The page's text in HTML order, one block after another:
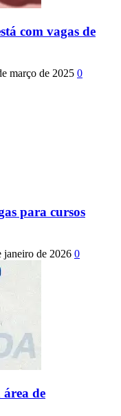
com vagas de
março de 2025 0
para cursos
janeiro de 2026 0
área de